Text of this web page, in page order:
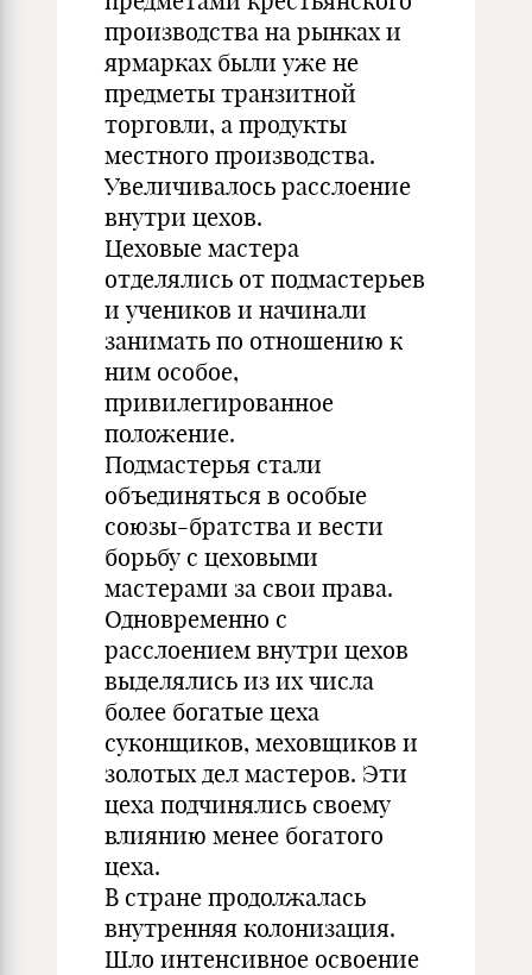
производства на рынках и
ярмарках были уже не
предметы транзитной
торговли, а продукты
местного производства.
Увеличивалось расслоение
внутри цехов.
Цеховые мастера
отделялись от подмастерьев
и учеников и начинали
занимать по отношению к
ним особое,
привилегированное
положение.
Подмастерья стали
объединяться в особые
союзы-братства и вести
борьбу с цеховыми
мастерами за свои права.
Одновременно с
расслоением внутри цехов
выделялись из их числа
более богатые цеха
суконщиков, меховщиков и
золотых дел мастеров. Эти
цеха подчинялись своему
влиянию менее богатого
цеха.
В стране продолжалась
внутренняя колонизация.
Шло интенсивное освоение